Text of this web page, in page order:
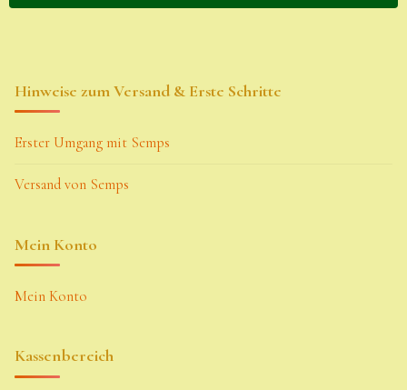
Hinweise zum Versand & Erste Schritte
Erster Umgang mit Semps
Versand von Semps
Mein Konto
Mein Konto
Kassenbereich